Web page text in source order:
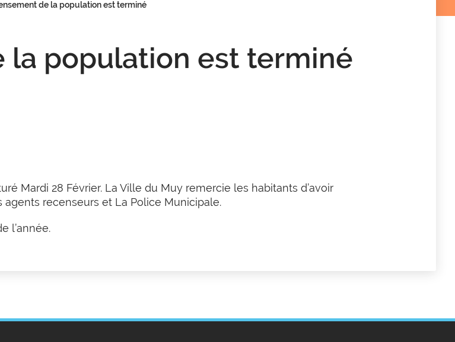
de la population est terminé
la population est terminé
Mardi 28 Février. La Ville du Muy remercie les habitants d’avoir
recenseurs et La Police Municipale.
l’année.